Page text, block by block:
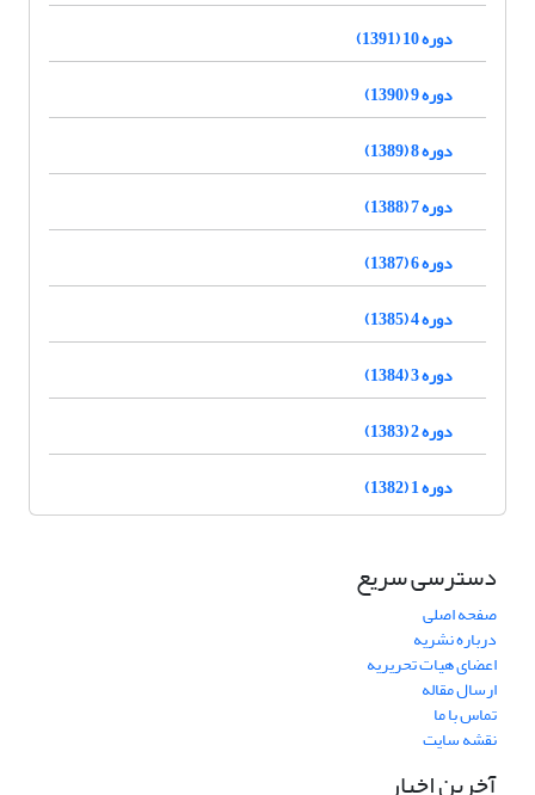
دوره 10 (1391)
دوره 9 (1390)
دوره 8 (1389)
دوره 7 (1388)
دوره 6 (1387)
دوره 4 (1385)
دوره 3 (1384)
دوره 2 (1383)
دوره 1 (1382)
دسترسی سریع
صفحه اصلی
درباره نشریه
اعضای هیات تحریریه
ارسال مقاله
تماس با ما
نقشه سایت
آخرین اخبار